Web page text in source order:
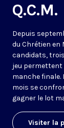
Q.C.M.
Depuis
du Chrétien en
candidats,
jeu permettent
manche finale.
mois se
gagner le lot
Visiter la